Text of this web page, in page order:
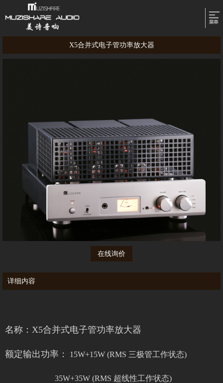
X5合并式电子管功率放大器
在线询价
详细内容
名称： X5合并式电子管功率放大器
额定输出功率： 15W+15W (RMS 三极管工作状态)
35W+35W (RMS 超线性工作状态)